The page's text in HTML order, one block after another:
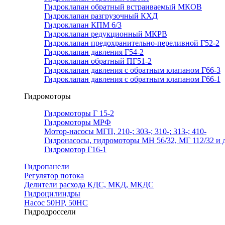
Гидроклапан обратный встраиваемый МКОВ
Гидроклапан разгрузочный КХД
Гидроклапан КПМ 6/3
Гидроклапан редукционный МКРВ
Гидроклапан предохранительно-переливной Г52-2
Гидроклапан давления Г54-2
Гидроклапан обратный ПГ51-2
Гидроклапан давления с обратным клапаном Г66-3
Гидроклапан давления с обратным клапаном Г66-1
Гидромоторы
Гидромоторы Г 15-2
Гидромоторы МРФ
Мотор-насосы МГП, 210-; 303-; 310-; 313-; 410-
Гидронасосы, гидромоторы МН 56/32, МГ 112/32 и
Гидромотор Г16-1
Гидропанели
Регулятор потока
Делители расхода КДС, МКД, МКДС
Гидроцилиндры
Насос 50НР, 50НС
Гидродроссели